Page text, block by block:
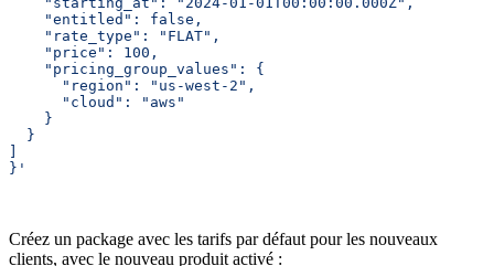
    "entitled": false,
    "rate_type": "FLAT",
    "price": 100,
    "pricing_group_values": {
      "region": "us-west-2",
      "cloud": "aws"
    }
  }
}'
Créez un package avec les tarifs par défaut pour les nouveaux
clients, avec le nouveau produit activé :